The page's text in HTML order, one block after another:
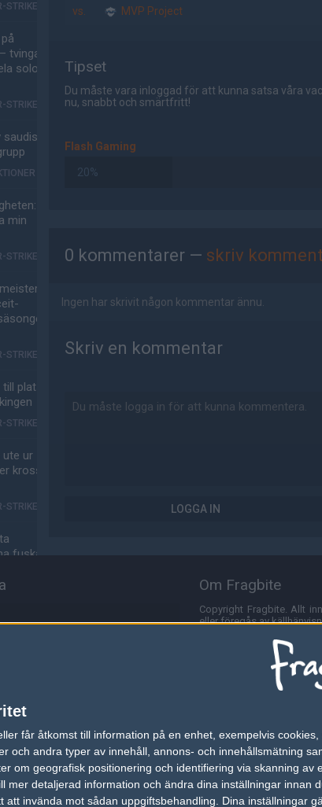
får åtkomst till information på en enhet, exempelvis
och andra typer av innehåll, annons- och innehållsmätning
om geografisk positionering och identifiering via skanning
mer detaljerad information och ändra dina inställningar innan
att invända mot sådan uppgiftsbehandling. Dina
STRIKE
tvinga
solo-
STRIKE
min
STRIKE
STRIKE
plats
STRIKE
ute ur
kross i
STRIKE
fuskar
STRIKE
kr –
Vitality
vs. MVP Project
Tipset
Du måste vara inloggad för att kunna satsa våra
nu, snabbt och smärtfritt!
Flash Gaming
20%
0 kommentarer — skriv
Ingen har skrivit någon kommentar ännu.
Skriv en kommentar
LOGGA IN
Om Fragbite
Copyright Fragbite. Allt
eller föregås av
Alla åsikter uttryckta på
Programmering och
Fragbite använder
omröstningar och för
besöka Fragbite. Den här
Annonsering